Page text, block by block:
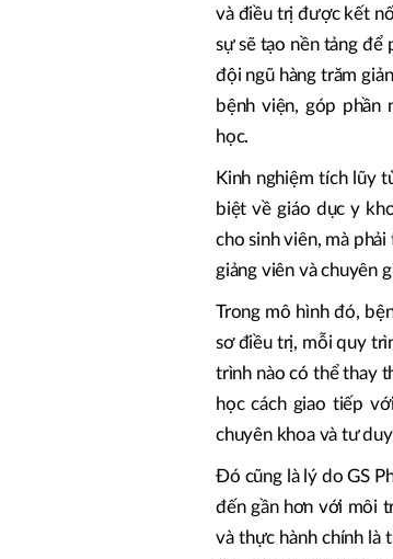
và điều trị được kết
sự sẽ tạo nền tảng để
đội ngũ hàng trăm
bệnh viện, góp phần
học.
Kinh nghiệm tích lũy
biệt về giáo dục y
cho sinh viên, mà
giảng viên và chuyên
Trong mô hình đó,
sơ điều trị, mỗi quy
trình nào có thể thay
học cách giao tiếp
chuyên khoa và tư
Đó cũng là lý do GS
đến gần hơn với môi
và thực hành chính là